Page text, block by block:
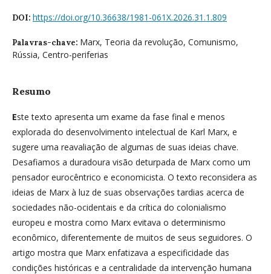
DOI: https://doi.org/10.36638/1981-061X.2026.31.1.809
Palavras-chave: Marx, Teoria da revolução, Comunismo,
Rússia, Centro-periferias
Resumo
Este texto apresenta um exame da fase final e menos
explorada do desenvolvimento intelectual de Karl Marx, e
sugere uma reavaliação de algumas de suas ideias chave.
Desafiamos a duradoura visão deturpada de Marx como um
pensador eurocêntrico e economicista. O texto reconsidera as
ideias de Marx à luz de suas observações tardias acerca de
sociedades não-ocidentais e da crítica do colonialismo
europeu e mostra como Marx evitava o determinismo
econômico, diferentemente de muitos de seus seguidores. O
artigo mostra que Marx enfatizava a especificidade das
condições históricas e a centralidade da intervenção humana